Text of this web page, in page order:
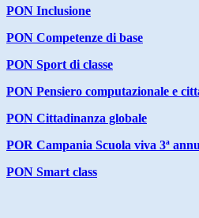
PON Inclusione
PON Competenze di base
PON Sport di classe
PON Pensiero computazionale e
PON Cittadinanza globale
POR Campania Scuola viva 3ª
PON Smart class